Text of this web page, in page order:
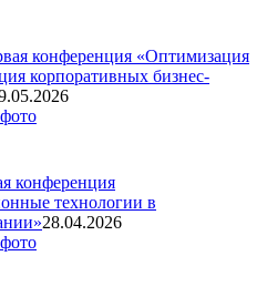
конференция «Оптимизация
корпоративных бизнес-
конференция
технологии в
28.04.2026